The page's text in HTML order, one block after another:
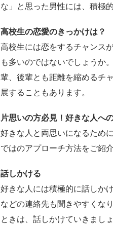
な」と思った男性には、積極
高校生の恋愛のきっかけは？
高校生には恋をするチャンス
も多いのではないでしょうか
輩、後輩とも距離を縮めるチ
展することもあります。
片思いの方必見！好きな人へ
好きな人と両思いになるため
ではのアプローチ方法をご紹介
話しかける
好きな人には積極的に話しか
などの連絡先も聞きやすくな
ときは、話しかけていきまし